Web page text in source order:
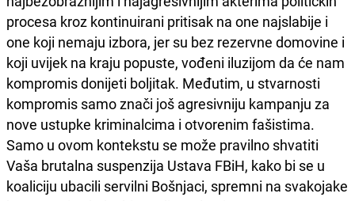
procesa kroz kontinuirani pritisak na one najslabije i
one koji nemaju izbora, jer su bez rezervne domovine i
koji uvijek na kraju popuste, vođeni iluzijom da će nam
kompromis donijeti boljitak. Međutim, u stvarnosti
kompromis samo znači još agresivniju kampanju za
nove ustupke kriminalcima i otvorenim fašistima.
Samo u ovom kontekstu se može pravilno shvatiti
Vaša brutalna suspenzija Ustava FBiH, kako bi se u
koaliciju ubacili servilni Bošnjaci, spremni na svakojake